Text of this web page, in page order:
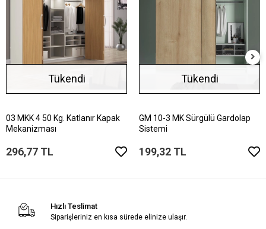
Tükendi
03 MKK 4 50 Kg. Katlanır Kapak
Mekanizması
296,77 TL
Tükendi
GM 10-3 MK Sürgülü Gardolap
Sistemi
199,32 TL
Hızlı Teslimat
Siparişleriniz en kısa sürede elinize ulaşır.